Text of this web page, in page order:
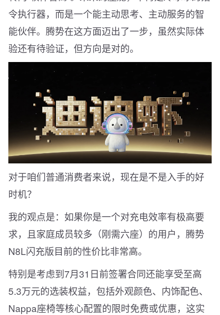
令执行器，而是一个能主动思考、主动服务的智
能伙伴。腾势在这方面迈出了一步，虽然实际体
验还有待验证，但方向是对的。
对于咱们普通消费者来说，现在是不是入手的好
时机？
我的观点是：如果你是一个对充电效率有极高要
求，且家庭成员较多（刚需六座）的用户，腾势
N8L闪充版目前的性价比非常高。
特别是考虑到7月31日前签署合同还能享受至高
5.3万元的选装权益，包括外观颜色、内饰配色、
Nappa座椅等核心配置的限时免费或优惠，这实